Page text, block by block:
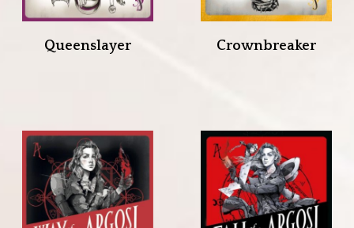
Queenslayer Crownbreaker